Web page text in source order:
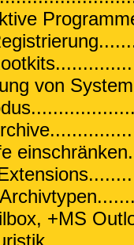
von
+MS